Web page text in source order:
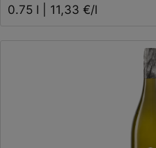
0.75 l | 11,33 €/l